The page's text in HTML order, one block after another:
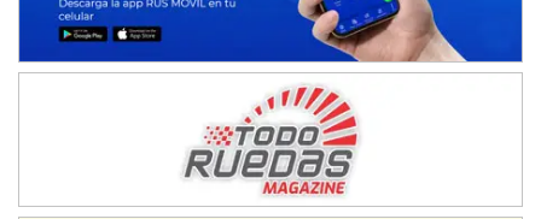
Ciudad de Avellaneda (Asfalto)
Avellaneda (Santa Fe)
SUR SANTAFESINO - F4
El Timbó (Tucumán)